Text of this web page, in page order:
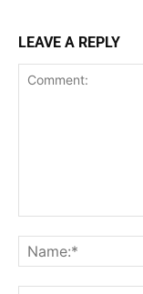
LEAVE A REPLY